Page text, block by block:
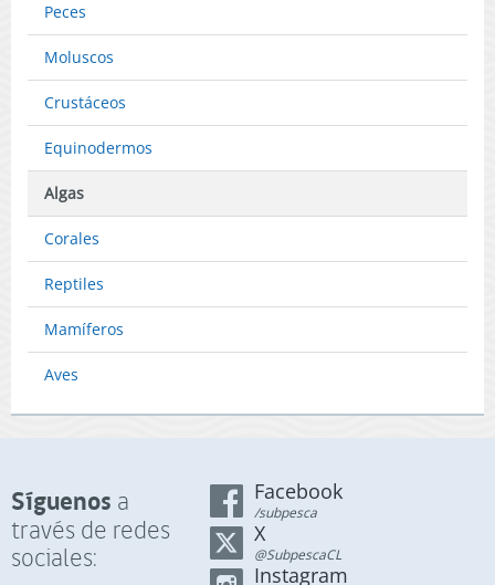
Peces
Moluscos
Crustáceos
Equinodermos
Algas
Corales
Reptiles
Mamíferos
Aves
Síguenos a
través de redes
sociales:
Facebook
/subpesca
X
@SubpescaCL
Instagram